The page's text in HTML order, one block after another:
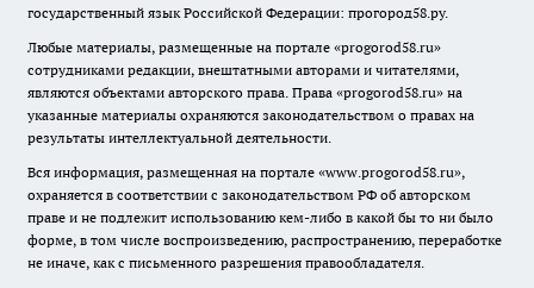
государственный язык Российской Федерации: прогород58.ру.
Любые материалы, размещенные на портале «progorod58.ru»
сотрудниками редакции, внештатными авторами и читателями,
являются объектами авторского права. Права «progorod58.ru» на
указанные материалы охраняются законодательством о правах на
результаты интеллектуальной деятельности.
Вся информация, размещенная на портале «www.progorod58.ru»,
охраняется в соответствии с законодательством РФ об авторском
праве и не подлежит использованию кем-либо в какой бы то ни было
форме, в том числе воспроизведению, распространению, переработке
не иначе, как с письменного разрешения правообладателя.